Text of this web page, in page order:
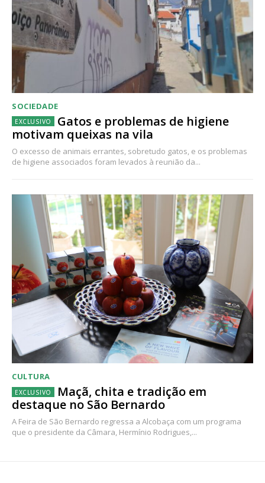
SOCIEDADE
Gatos e problemas de higiene
motivam queixas na vila
O excesso de animais errantes, sobretudo gatos, e os problemas
de higiene associados foram levados à reunião da...
CULTURA
Maçã, chita e tradição em
destaque no São Bernardo
A Feira de São Bernardo regressa a Alcobaça com um programa
que o presidente da Câmara, Hermínio Rodrigues,...